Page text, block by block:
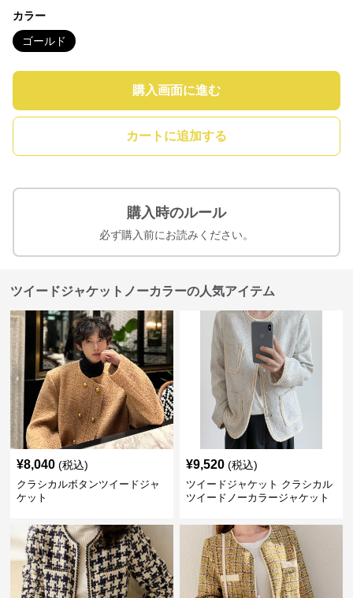
カラー
ゴールド
購入画面に進む
カートに追加する
購入時のルール
必ず購入前にお読みください。
ツイードジャケットノーカラーの人気アイテム
¥8,040 (税込)
クラシカルボタンツイードジャ
ケット
¥9,520 (税込)
ツイードジャケット クラシカル
ツイードノーカラージャケット